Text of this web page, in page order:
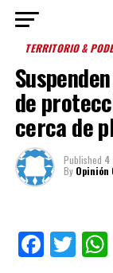
TERRITORIO &
de
cerca de
Published 4
By Opinión